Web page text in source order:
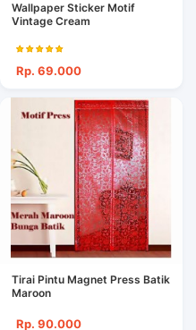
Wallpaper Sticker Motif
Vintage Cream
Rp. 69.000
Tirai Pintu Magnet Press Batik
Maroon
Rp. 90.000